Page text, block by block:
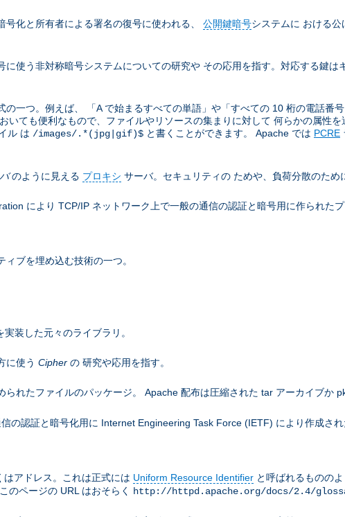
号化と所有者による署名の復号に使われる、 公開鍵暗号システムに おける公
に使う非対称暗号システムについての研究や その応用を指す。対応する鍵は
の一つ。例えば、 「A で始まるすべての単語」や「すべての 10 桁の電話
いても便利なもので、ファイルやリソースの集まりに対して 何らかの属性
ル は /images/.*(jpg|gif)$ と書くことができます。 Apache では PCRE
のように見える プロキシ サーバ。セキュリティの ためや、負荷分散のため
により TCP/IP ネットワーク上で一般の通信の認証と暗号用に作られた
ブを埋め込む技術の一つ。
装した元々のライブラリ。
に使う Cipher の 研究や応用を指す。
られたファイルのパッケージ。 Apache 配布は圧縮された tar アーカイブか
の認証と暗号化用に Internet Engineering Task Force (IETF) により作成さ
アドレス。これは正式には Uniform Resource Identifier と呼ばれるものの
のページの URL はおそらく
http://httpd.apache.org/docs/2.4/